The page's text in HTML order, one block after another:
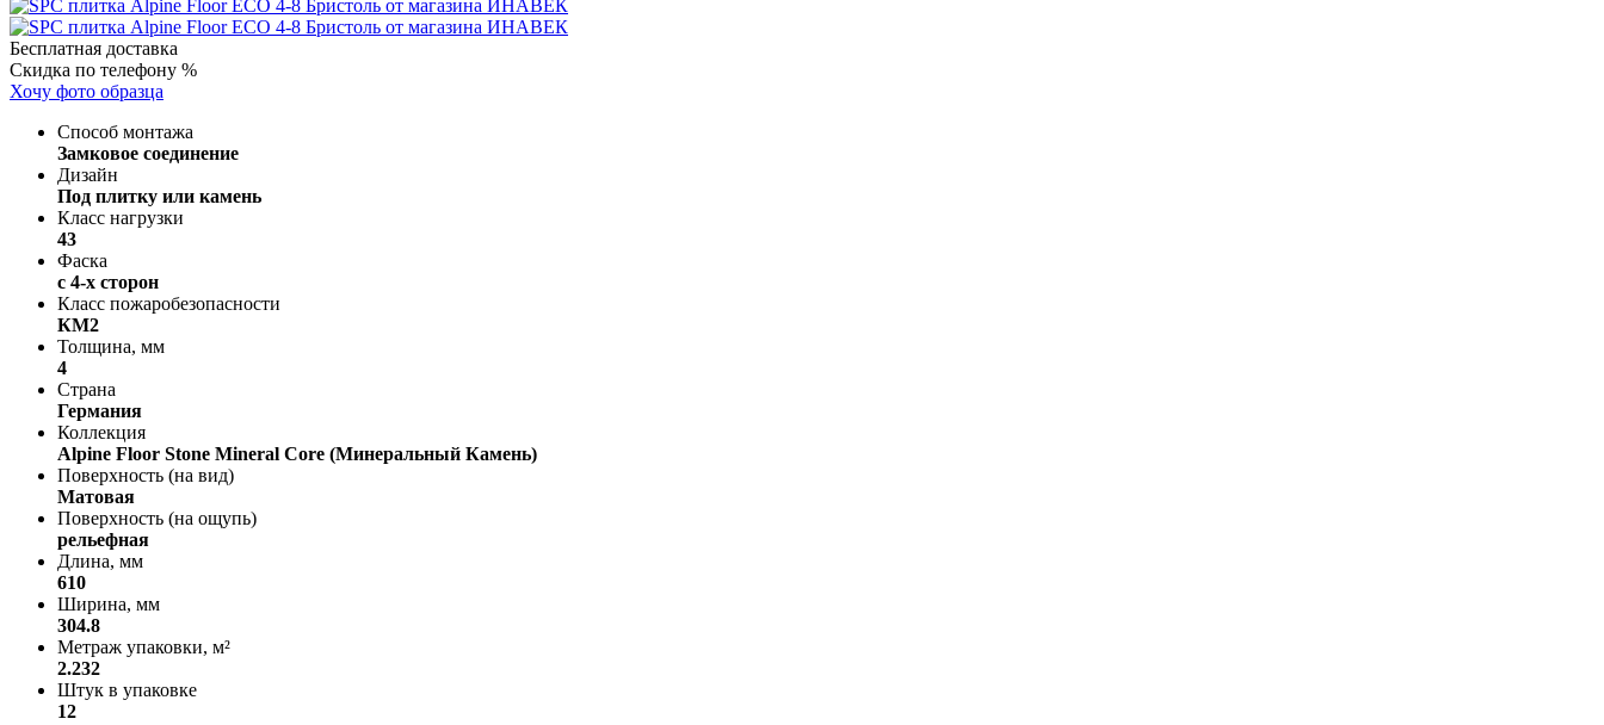
Бесплатная доставка
Скидка по телефону %
Хочу фото образца
Способ монтажа
Замковое соединение
Дизайн
Под плитку или камень
Класс нагрузки
43
Фаска
с 4-х сторон
Класс пожаробезопасности
КМ2
Толщина, мм
4
Страна
Германия
Коллекция
Alpine Floor Stone Mineral Core (Минеральный Камень)
Поверхность (на вид)
Матовая
Поверхность (на ощупь)
рельефная
Длина, мм
610
Ширина, мм
304.8
Метраж упаковки, м²
2.232
Штук в упаковке
12